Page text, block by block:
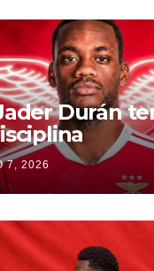
Durán
7, 2026